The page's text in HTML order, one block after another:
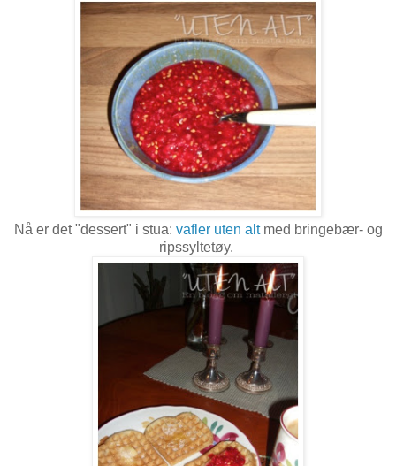
Nå er det "dessert" i stua: vafler uten altmed bringebær- og
ripssyltetøy.